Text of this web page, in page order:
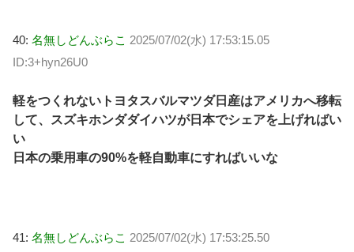
40: 名無しどんぶらこ 2025/07/02(水) 17:53:15.05
ID:3+hyn26U0
軽をつくれないトヨタスバルマツダ日産はアメリカへ移転
して、スズキホンダダイハツが日本でシェアを上げればい
い
日本の乗用車の90%を軽自動車にすればいいな
41: 名無しどんぶらこ 2025/07/02(水) 17:53:25.50